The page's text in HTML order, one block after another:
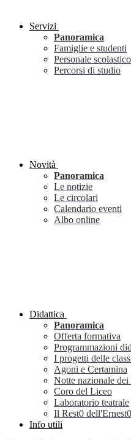
Servizi
Panoramica
Famiglie e studenti
Personale scolastico
Percorsi di studio
Novità
Panoramica
Le notizie
Le circolari
Calendario eventi
Albo online
Didattica
Panoramica
Offerta formativa
Programmazioni
I progetti delle
Agoni e Certamina
Notte nazionale
Coro del Liceo
Laboratorio teatrale
Il Rest0 dell'Ernest0
Info utili